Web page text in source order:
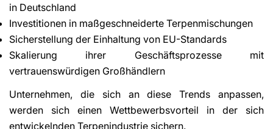
in Deutschland
Investitionen in maßgeschneiderte Terpenmischungen
Sicherstellung der Einhaltung von EU-Standards
Skalierung ihrer Geschäftsprozesse mit
vertrauenswürdigen Großhändlern
Unternehmen, die sich an diese Trends anpassen,
werden sich einen Wettbewerbsvorteil in der sich
entwickelnden Terpenindustrie sichern.